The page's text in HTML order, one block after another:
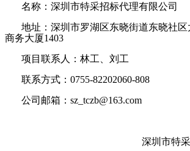
名称：深圳市特采招标代理有限公司
地址：深圳市罗湖区东晓街道东晓社区
商务大厦1403
项目联系人： 林工、刘工
联系方式： 0755-82202060-808
公司邮箱： sz_tczb@163.com
深圳市特